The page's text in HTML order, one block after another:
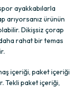
ayakkabılarla
arıyorsanız ürünün
Dikişsiz çorap
rahat bir temas
içeriği, paket içeriği
Tekli paket içeriği,